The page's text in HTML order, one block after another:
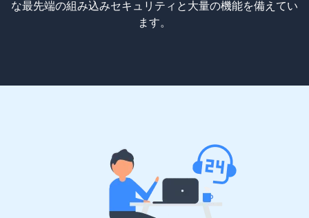
な最先端の組み込みセキュリティと大量の機能を備えてい
ます。